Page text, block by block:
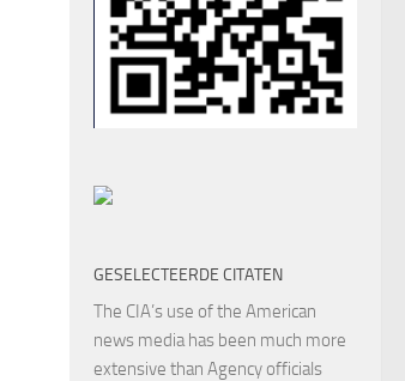
GESELECTEERDE CITATEN
The CIA’s use of the American
news media has been much more
extensive than Agency officials